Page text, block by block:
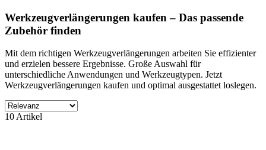
Werkzeugverlängerungen kaufen – Das passende
Zubehör finden
Mit dem richtigen Werkzeugverlängerungen arbeiten Sie effizienter
und erzielen bessere Ergebnisse. Große Auswahl für
unterschiedliche Anwendungen und Werkzeugtypen. Jetzt
Werkzeugverlängerungen kaufen und optimal ausgestattet loslegen.
Filter
10 Artikel